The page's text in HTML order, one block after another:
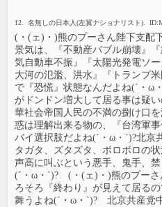
12. 名無しの日本人(左翼ナショナリスト).
(・(ェ)・)熊のプーさん陛下支配
景気は、『不動産バブル崩壊』
気自動車不振』『太陽光発電ソ
大河の氾濫、洪水』『トランプ
で『恐慌』状態なんだよね(´・
がドンドン増大して居る事は疑
華社会帝国人民の不満の捌け口
惑は理解出来る物の、『台湾軍
バイ選択肢だよね(´・ω・`)?北京
タガタ、ズタズタ、ボロボロの
声高に叫ぶという悪手、鬼手、
(´・ω・`)? (・(ェ)・)熊のプーさ
ろそろ『終わり』が見えて居る
舞うよね(´・ω・`)? 北京共産党